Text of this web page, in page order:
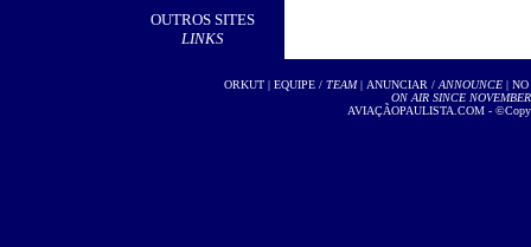
OUTROS SITES
LINKS
ORKUT| EQUIPE / TEAM| ANUNCIAR / ANNOUNCE| NO
ON AIR SINCE
AVIAÇÃOPAULISTA.COM -